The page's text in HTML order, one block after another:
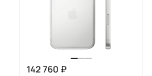
142 760 ₽